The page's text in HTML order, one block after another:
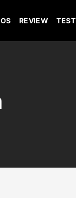
REVIEW TEST